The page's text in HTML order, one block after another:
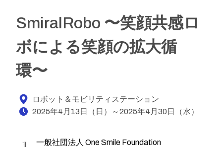
SmiralRobo 〜笑顔共感ロ
ボによる笑顔の拡大循
環〜
ロボット＆モビリティステーション
2025年4月13日（日）～2025年4月30日（水）
一般社団法人 One Smile Foundation